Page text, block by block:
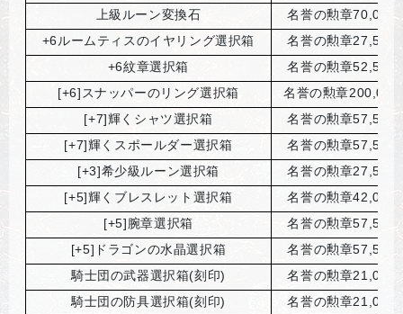
上級ルーン変換石
名誉の勲章70,000
+6ルームティスのイヤリング選択箱
名誉の勲章27,500
+6紋章選択箱
名誉の勲章52,500
[+6] スナッパーのリング選択箱
名誉の勲章200,000
[+7]輝くシャツ選択箱
名誉の勲章57,500
[+7]輝くスポールダー選択箱
名誉の勲章57,500
[+3]希少級ルーン選択箱
名誉の勲章27,500
[+5]輝くブレスレット選択箱
名誉の勲章42,000
[+5]腕章選択箱
名誉の勲章57,500
[+5] ドラゴンの水晶選択箱
名誉の勲章57,500
騎士団の武器選択箱(刻印)
名誉の勲章21,000
騎士団の防具選択箱(刻印)
名誉の勲章21,000